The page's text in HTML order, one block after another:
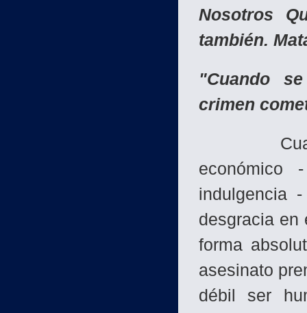
Nosotros
también.
"Cuando
crimen
indulgencia
desgracia en
forma
asesinato
débil ser